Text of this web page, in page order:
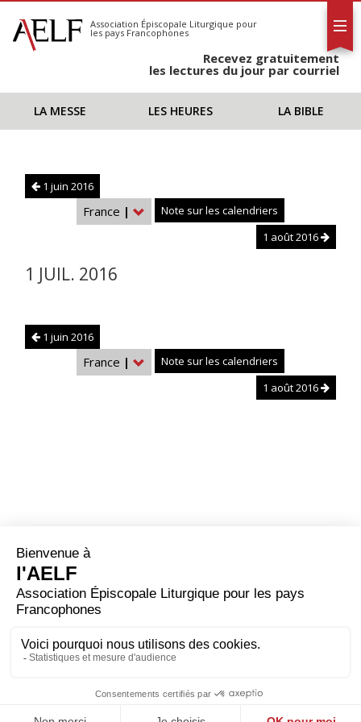
S'abonner
Calendrier
Association Épiscopale Liturgique pour
les pays Francophones
Recevez gratuitement
les lectures du jour par courriel
LA MESSE LES HEURES LA BIBLE
1 juin 2016
France |
Note sur les calendriers
1 août 2016
1 JUIL. 2016
1 juin 2016
France |
Note sur les calendriers
1 août 2016